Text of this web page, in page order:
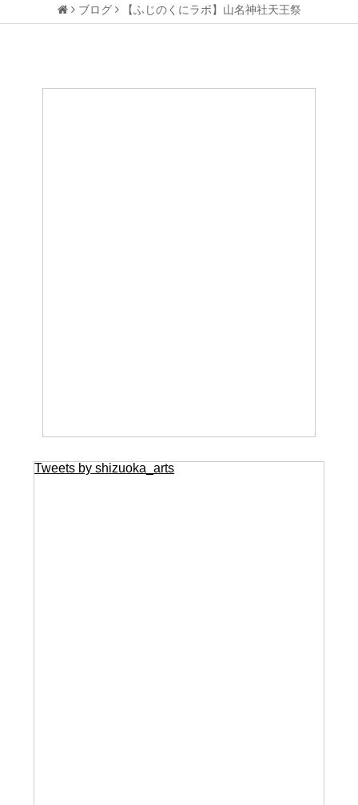
ブログ 【ふじのくにラボ】山名神社天王祭
Tweets by shizuoka_arts